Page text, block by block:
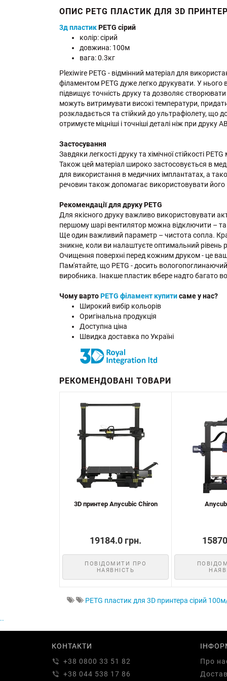
ОПИС PETG ПЛАСТИК ДЛЯ 3D
3д пластикPETG сірий
колір: сірий
довжина: 100м
вага: 0.3кг
Plexiwire PETG - відмінний матеріал для
філаментом PETG дуже легко друкувати. У нього
підвищує точність друку та дозволяє створювати
можуть витримувати високі температури,
розкладається та стійкий до ультрафіолету, що
отримуєте міцніші і точніші деталі ніж при
Застосування
Завдяки легкості друку та хімічної стійкості
Також цей матеріал широко застосовується в
для використання в медичних імплантатах, а
речовин також допомагає використовувати його
Рекомендації для друку PETG
Для якісного друку важливо використовувати
першому шарі вентилятор можна відключити –
Ще один важливий параметр – чистота сопла.
зникне, коли ви налаштуєте оптимальний рівень
Очищення поверхні перед кожним друком - це
Пам'ятайте, що PETG - досить
виробника. Інакше пластик вбере надто багато
Чому вартоPETG філамент купитисаме у нас?
Широкий вибір кольорів
Оригінальна продукція
Доступна ціна
Швидка доставка по Україні
РЕКОМЕНДОВАНІ ТОВАРИ
3D принтер Anycubic Chiron
19184.0 грн.
ПОВІДОМИТИ ПРО
НАЯВНІСТЬ
PETG пластик для 3D принтера сірий
..
КОНТАКТИ
+38 0800 33 51 82
+38 044 538 17 86
Про